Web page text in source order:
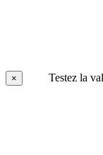
× Testez la